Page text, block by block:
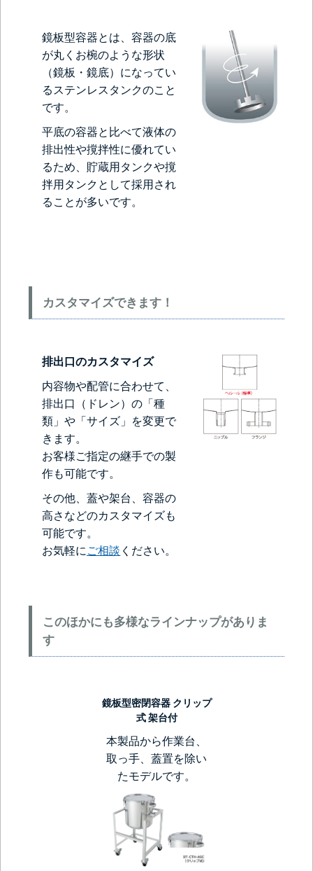
鏡板型容器とは、容器の底
が丸くお椀のような形状
（鏡板・鏡底）になってい
るステンレスタンクのこと
です。
平底の容器と比べて液体の
排出性や撹拌性に優れてい
るため、貯蔵用タンクや撹
拌用タンクとして採用され
ることが多いです。
カスタマイズできます！
排出口のカスタマイズ
内容物や配管に合わせて、
排出口（ドレン）の「種
類」や「サイズ」を変更で
きます。
お客様ご指定の継手での製
作も可能です。
その他、蓋や架台、容器の
高さなどのカスタマイズも
可能です。
お気軽にご相談 ください。
このほかにも多様なラインナップがありま
す
鏡板型密閉容器 クリップ
式 架台付
本製品から作業台、
取っ手、蓋置を除い
たモデルです。